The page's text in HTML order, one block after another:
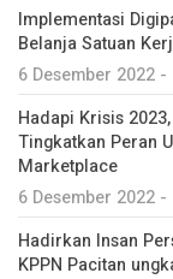
Implementasi
Belanja Satuan
6 Desember 2022 -
Hadapi Krisis
Tingkatkan Peran
Marketplace
6 Desember 2022 -
Hadirkan Insan
KPPN Pacitan